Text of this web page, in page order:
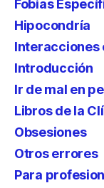
Fobias
Hipocondría
Introducción
Ir de mal en
Libros de la
Obsesiones
Otros errores
Para